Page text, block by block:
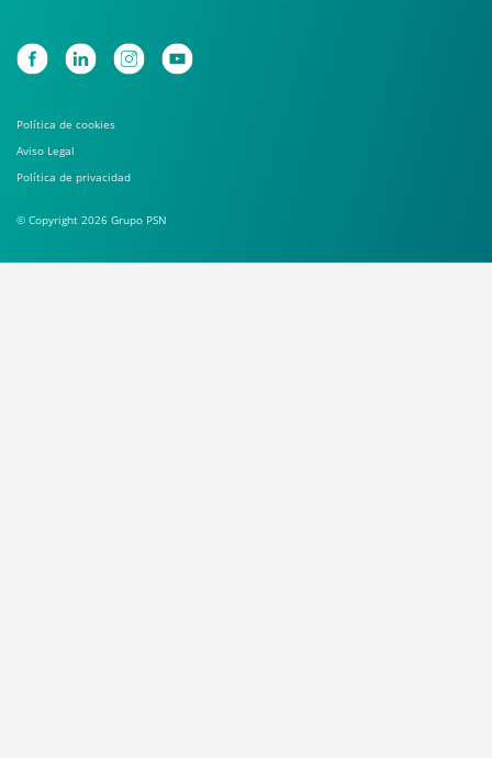
Política de cookies
Aviso Legal
Política de privacidad
© Copyright 2026 Grupo PSN